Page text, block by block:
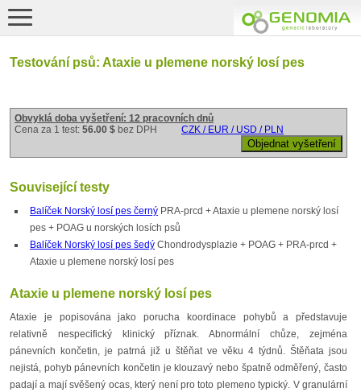
Testování psů: Ataxie u plemene norský losí pes
Obvyklá doba vyšetření: 12 pracovních dnů
Cena za 1 test: 56.00 $ bez DPH CZK / EUR / USD / PLN
Související testy
Balíček Norský losí pes černý PRA-prcd + Ataxie u plemene norský losí
pes + POAG u norských losích psů
Balíček Norský losí pes šedý Chondrodysplazie + POAG + PRA-prcd +
Ataxie u plemene norský losí pes
Ataxie u plemene norský losí pes
Ataxie je popisována jako porucha koordinace pohybů a představuje
relativně nespecifický klinický příznak. Abnormální chůze, zejména
pánevních končetin, je patrná již u štěňat ve věku 4 týdnů. Štěňata jsou
nejistá, pohyb pánevních končetin je klouzavý nebo špatně odměřený, často
padají a mají svěšený ocas, který není pro toto plemeno typický. V granulární